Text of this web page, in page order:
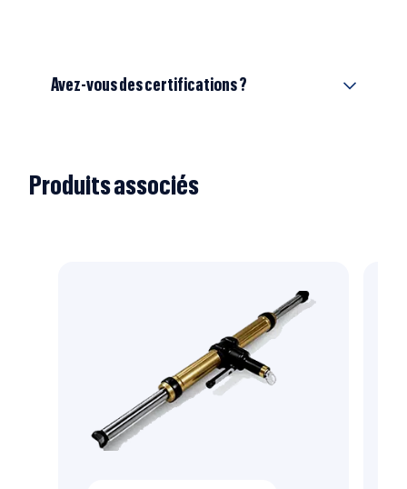
Avez-vous des certifications ?
Produits associés